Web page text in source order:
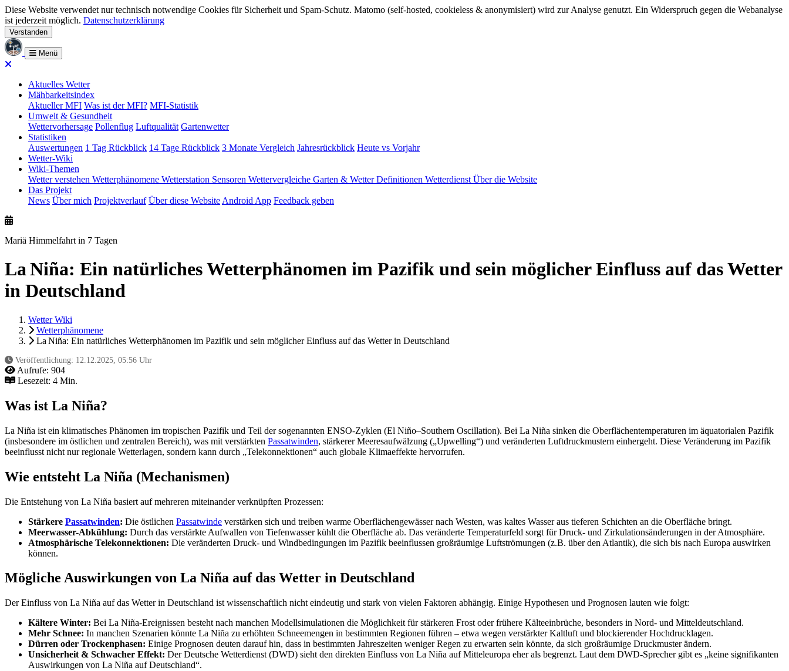
Diese Website verwendet nur technisch notwendige Cookies für Sicherheit und Spam-Schutz. Matomo (self-hosted, cookieless & anonymisiert) wird zur Analyse genutzt. Ein Widerspruch gegen die Webanalyse
ist jederzeit möglich. Datenschutzerklärung
Verstanden
Menü
Aktuelles Wetter
Mähbarkeitsindex
Aktueller MFI Was ist der MFI? MFI-Statistik
Umwelt & Gesundheit
Wettervorhersage Pollenflug Luftqualität Gartenwetter
Statistiken
Auswertungen 1 Tag Rückblick 14 Tage Rückblick 3 Monate Vergleich Jahresrückblick Heute vs Vorjahr
Wetter-Wiki
Wiki-Themen
Wetter verstehen Wetterphänomene Wetterstation Sensoren Wettervergleiche Garten & Wetter Definitionen Wetterdienst Über die Website
Das Projekt
News Über mich Projektverlauf Über diese Website Android App Feedback geben
Mariä Himmelfahrt in 7 Tagen
La Niña: Ein natürliches Wetterphänomen im Pazifik und sein möglicher Einfluss auf das Wetter
in Deutschland
Wetter Wiki
Wetterphänomene
La Niña: Ein natürliches Wetterphänomen im Pazifik und sein möglicher Einfluss auf das Wetter in Deutschland
Veröffentlichung: 12.12.2025, 05:56 Uhr
Aufrufe: 904
Lesezeit: 4 Min.
Was ist La Niña?
La Niña ist ein klimatisches Phänomen im tropischen Pazifik und Teil der sogenannten ENSO‑Zyklen (El Niño–Southern Oscillation). Bei La Niña sinken die Oberflächentemperaturen im äquatorialen Pazifik
(insbesondere im östlichen und zentralen Bereich), was mit verstärkten Passatwinden, stärkerer Meeresaufwälzung („Upwelling“) und veränderten Luftdruckmustern einhergeht. Diese Veränderung im Pazifik
beeinflusst nicht nur regionale Wetterlagen, sondern kann durch „Telekonnektionen“ auch globale Klimaeffekte hervorrufen.
Wie entsteht La Niña (Mechanismen)
Die Entstehung von La Niña basiert auf mehreren miteinander verknüpften Prozessen:
Stärkere Passatwinden: Die östlichen Passatwinde verstärken sich und treiben warme Oberflächengewässer nach Westen, was kaltes Wasser aus tieferen Schichten an die Oberfläche bringt.
Meerwasser-Abkühlung: Durch das verstärkte Aufwallen von Tiefenwasser kühlt die Oberfläche ab. Das veränderte Temperaturfeld sorgt für Druck- und Zirkulationsänderungen in der Atmosphäre.
Atmosphärische Telekonnektionen: Die veränderten Druck- und Windbedingungen im Pazifik beeinflussen großräumige Luftströmungen (z.B. über den Atlantik), die sich bis nach Europa auswirken
können.
Mögliche Auswirkungen von La Niña auf das Wetter in Deutschland
Der Einfluss von La Niña auf das Wetter in Deutschland ist wissenschaftlich nicht eindeutig und stark von vielen Faktoren abhängig. Einige Hypothesen und Prognosen lauten wie folgt:
Kältere Winter: Bei La Niña-Ereignissen besteht nach manchen Modellsimulationen die Möglichkeit für stärkeren Frost oder frühere Kälteeinbrüche, besonders in Nord‑ und Mitteldeutschland.
Mehr Schnee: In manchen Szenarien könnte La Niña zu erhöhten Schneemengen in bestimmten Regionen führen – etwa wegen verstärkter Kaltluft und blockierender Hochdrucklagen.
Dürren oder Trockenphasen: Einige Prognosen deuten darauf hin, dass in bestimmten Jahreszeiten weniger Regen zu erwarten sein könnte, da sich großräumige Druckmuster ändern.
Unsicherheit & Schwacher Effekt: Der Deutsche Wetterdienst (DWD) sieht den direkten Einfluss von La Niña auf Mitteleuropa eher als begrenzt. Laut dem DWD-Sprecher gibt es „keine signifikanten
Auswirkungen von La Niña auf Deutschland“.